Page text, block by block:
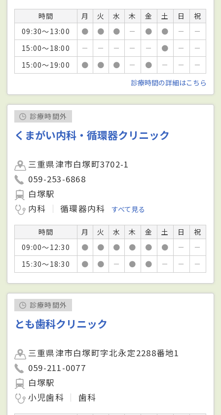
時間 月 火 水 木 金 土 日
祝
09:30～13:00
● ● ● － ● ● －
－
15:00～18:00
－ － － － － ● －
－
15:00～19:00
● ● ● － ● － －
－
診療時間の詳細はこちら
診療時間外
くまがい内科・循環器クリニック
三重県津市白塚町3702-1
059-253-6868
白塚駅
内科
循環器内科 すべて見る
時間 月 火 水 木 金 土 日
祝
09:00～12:30
● ● ● ● ● ● －
－
15:30～18:30
● ● － ● ● － － －
診療時間外
とも歯科クリニック
三重県津市白塚町字北永定2288番地1
059-211-0077
白塚駅
小児歯科
歯科